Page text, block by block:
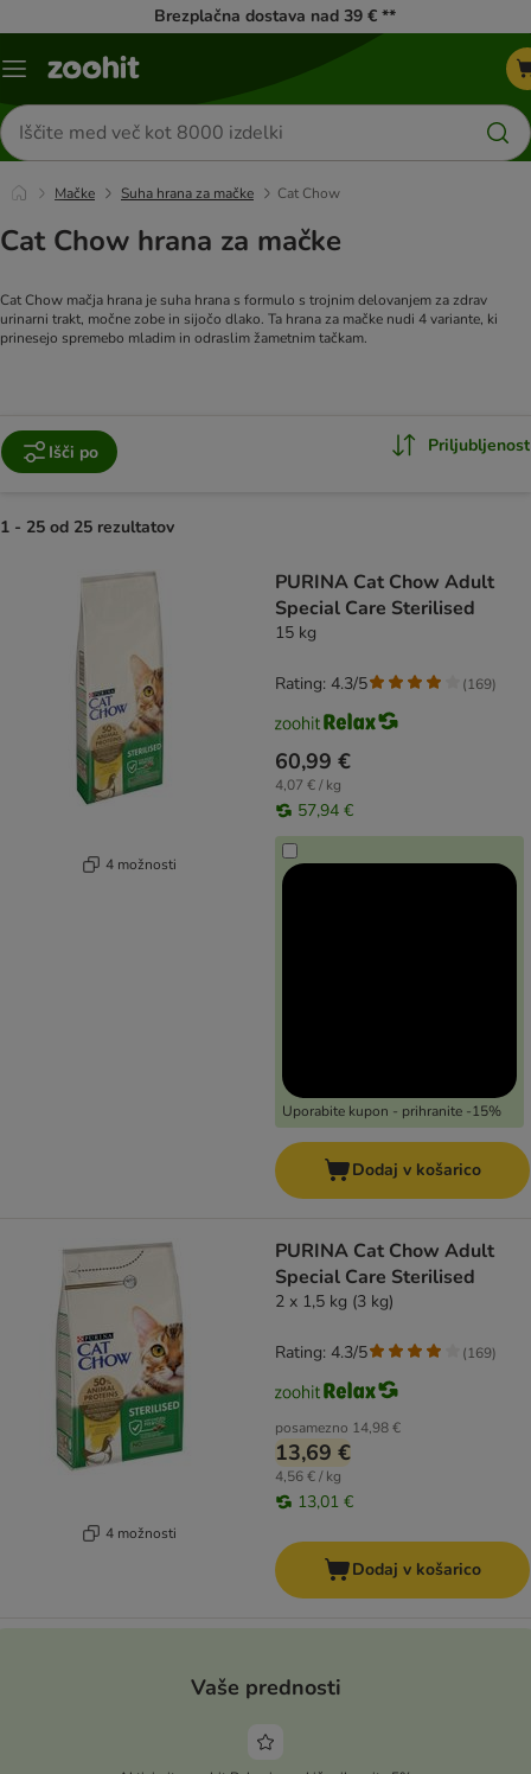
Brezplačna dostava nad 39 € **
Meni
Iskanje
izdelkov
Mačke Suha hrana za mačke Cat Chow
Cat Chow hrana za mačke
Cat Chow mačja hrana je suha hrana s formulo s trojnim delovanjem za zdrav
urinarni trakt, močne zobe in sijočo dlako. Ta hrana za mačke nudi 4 variante, ki
prinesejo spremebo mladim in odraslim žametnim tačkam.
Išči po Priljubljenost
1 - 25 od 25 rezultatov
4 možnosti
PURINA Cat Chow Adult
Special Care Sterilised
15 kg
60,99 €
4,07 € / kg
57,94 €
Uporabite kupon - prihranite -15%
Rating: 4.3/5 (169)
Dodaj v košarico
4 možnosti
PURINA Cat Chow Adult
Special Care Sterilised
2 x 1,5 kg (3 kg)
posamezno 14,98 €
13,69 €
4,56 € / kg
13,01 €
Rating: 4.3/5 (169)
Dodaj v košarico
Vaše prednosti